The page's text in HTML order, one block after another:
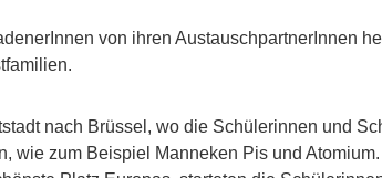
von ihren AustauschpartnerInnen
nach Brüssel, wo die Schülerinnen und
wie zum Beispiel Manneken Pis und